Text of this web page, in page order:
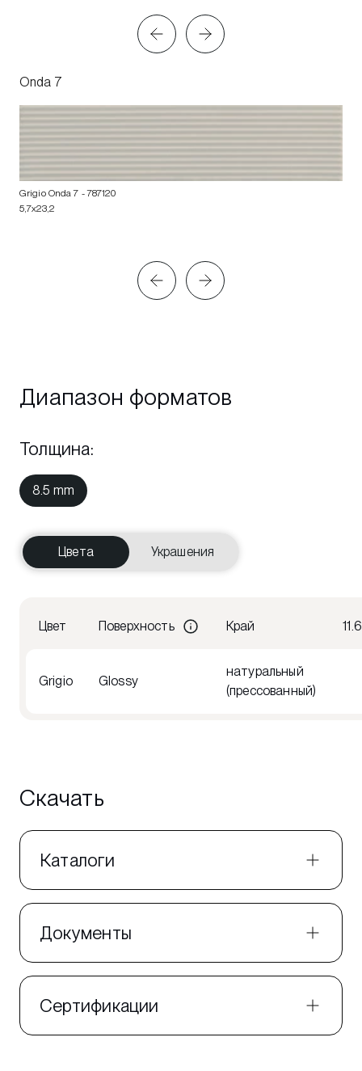
Onda 7
Grigio Onda 7 - 787120
5,7x23,2
Диапазон форматов
Толщина:
8.5 mm
Цвета Украшения
Цвет Поверхность Край
Grigio Glossy
натуральный
(прессованный)
Скачать
Каталоги
Документы
Сертификации